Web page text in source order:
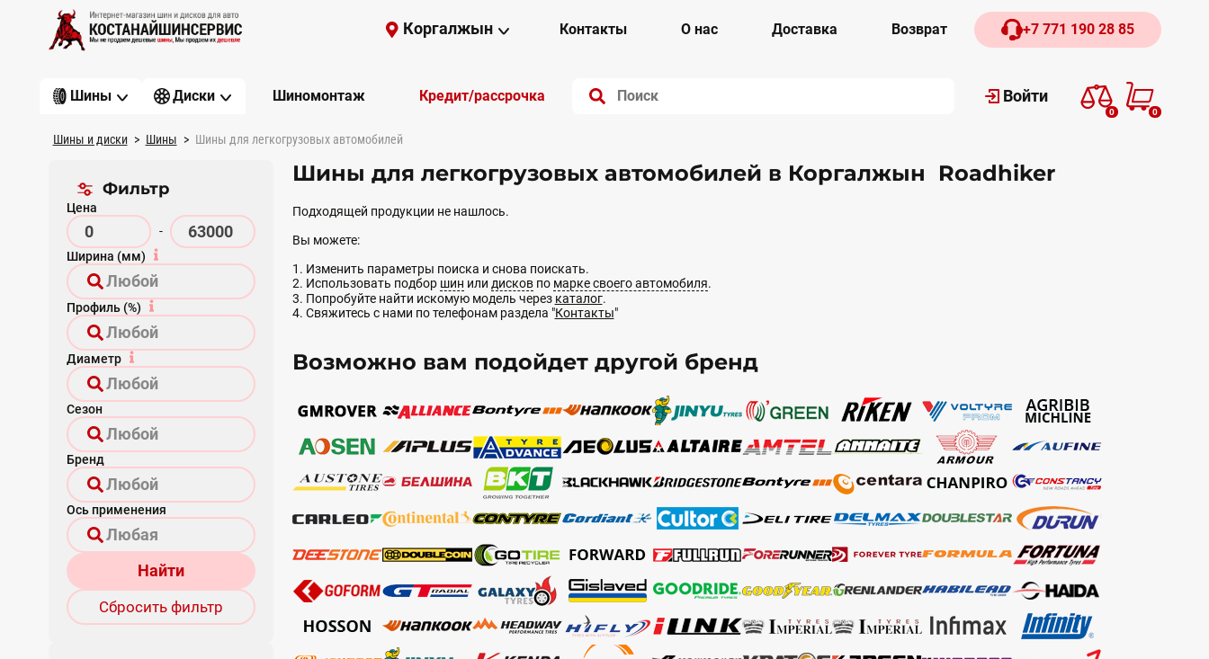
Коргалжын Контакты О нас Доставка Возврат +7 771 190 28 85
Шины Диски Шиномонтаж Кредит/рассрочка Войти
0 0
Шины и диски Шины Шины для легкогрузовых автомобилей
Фильтр
Цена
-
Ширина (мм)
Профиль (%)
Диаметр
Сезон
Бренд
Ось применения
Найти
Сбросить фильтр
Шины для легкогрузовых автомобилей в Коргалжын Roadhiker
Подходящей продукции не нашлось.
Вы можете:
1. Изменить параметры поиска и снова поискать.
2. Использовать подбор шин или дисковпо марке своего автомобиля.
3. Попробуйте найти искомую модель через каталог.
4. Свяжитесь с нами по телефонам раздела "Контакты"
Возможно вам подойдет другой бренд